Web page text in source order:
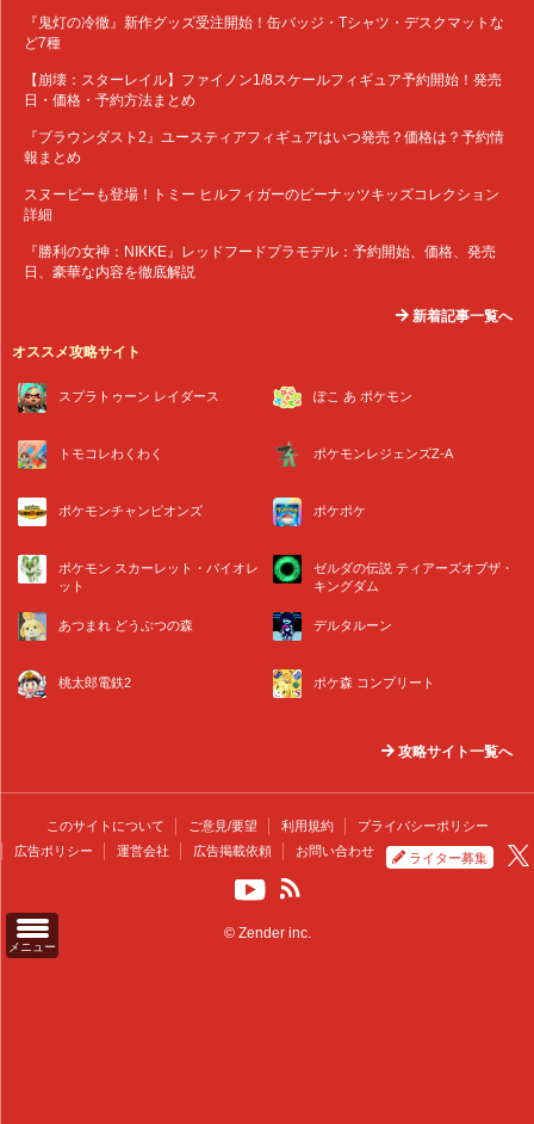
メニュー
『鬼灯の冷徹』新作グッズ受注開始！缶バッジ・Tシャツ・デスクマットな
ど7種
【崩壊：スターレイル】ファイノン1/8スケールフィギュア予約開始！発売
日・価格・予約方法まとめ
『ブラウンダスト2』ユースティアフィギュアはいつ発売？価格は？予約情
報まとめ
スヌーピーも登場！トミー ヒルフィガーのピーナッツキッズコレクション
詳細
『勝利の女神：NIKKE』レッドフードプラモデル：予約開始、価格、発売
日、豪華な内容を徹底解説
新着記事一覧へ
オススメ攻略サイト
スプラトゥーン レイダース ぽこ あ ポケモン
トモコレわくわく ポケモンレジェンズZ-A
ポケモンチャンピオンズ ポケポケ
ポケモン スカーレット・バイオレ
ット
ゼルダの伝説 ティアーズオブザ・
キングダム
あつまれ どうぶつの森 デルタルーン
桃太郎電鉄2 ポケ森 コンプリート
攻略サイト一覧へ
このサイトについて ご意見/要望 利用規約
プライバシーポリシー
広告ポリシー
運営会社 広告掲載依頼 お問い合わせ ライター募集
© Zender inc.